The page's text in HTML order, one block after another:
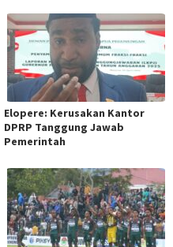
Elopere: Kerusakan Kantor
DPRP Tanggung Jawab
Pemerintah